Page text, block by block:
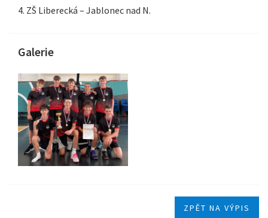
4. ZŠ Liberecká – Jablonec nad N.
Galerie
ZPĚT NA VÝPIS